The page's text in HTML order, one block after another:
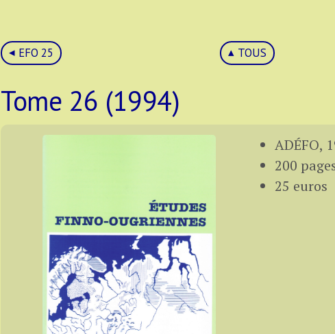
EFO 25 TOUS
Tome 26 (1994)
ADÉFO,
200
25 euros